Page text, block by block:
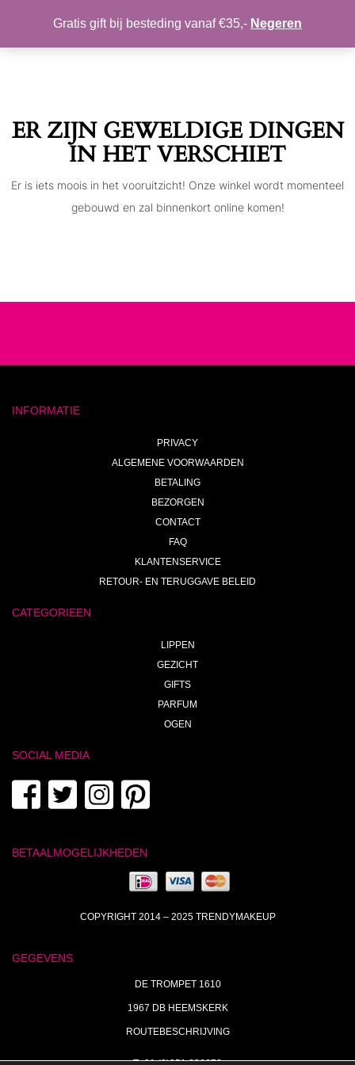
Toggle
MIJN ACCOUNT VERLANGLIJST
ER ZIJN GEWELDIGE DINGEN
IN HET VERSCHIET
Er is iets moois in het vooruitzicht! Onze winkel wordt momenteel
gebouwd en zal binnenkort online komen!
INFORMATIE
PRIVACY
ALGEMENE VOORWAARDEN
BETALING
BEZORGEN
CONTACT
FAQ
KLANTENSERVICE
RETOUR- EN TERUGGAVE BELEID
CATEGORIEEN
LIPPEN
GEZICHT
GIFTS
PARFUM
OGEN
SOCIAL MEDIA
BETAALMOGELIJKHEDEN
COPYRIGHT 2014 – 2025 TRENDYMAKEUP
GEGEVENS
DE TROMPET 1610
1967 DB HEEMSKERK
ROUTEBESCHRIJVING
Gratis gift bij besteding vanaf €35,- Negeren